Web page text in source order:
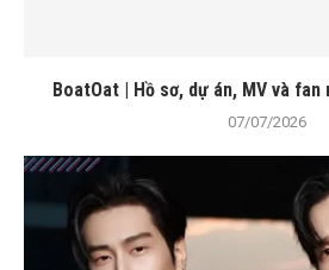
BoatOat | Hồ sơ, dự án, MV và
07/07/2026